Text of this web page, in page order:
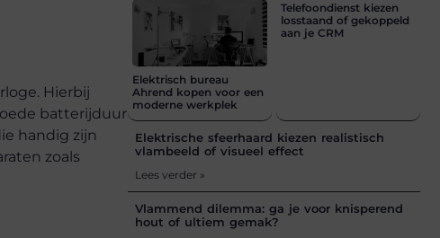
Hierbij
batterijduur
handig zijn
zoals
Elektrisch bureau
Ahrend kopen voor een
moderne werkplek
Telefoondienst kiezen
losstaand of gekoppeld
aan je CRM
Elektrische sfeerhaard kiezen realistisch
vlambeeld of visueel effect
Lees verder »
Vlammend dilemma: ga je voor knisperend
hout of ultiem gemak?